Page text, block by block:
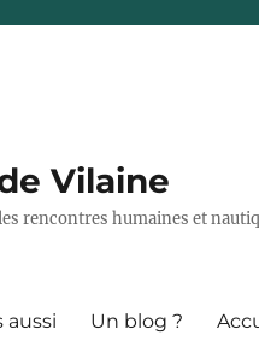
Vilaine
rencontres humaines et
aussi Un blog ?